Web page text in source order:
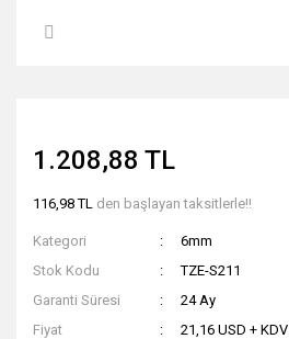
1.208,88 TL
116,98 TL den başlayan taksitlerle!!
Kategori
6mm
Stok Kodu
TZE-S211
Garanti Süresi
24 Ay
Fiyat
21,16 USD + KDV